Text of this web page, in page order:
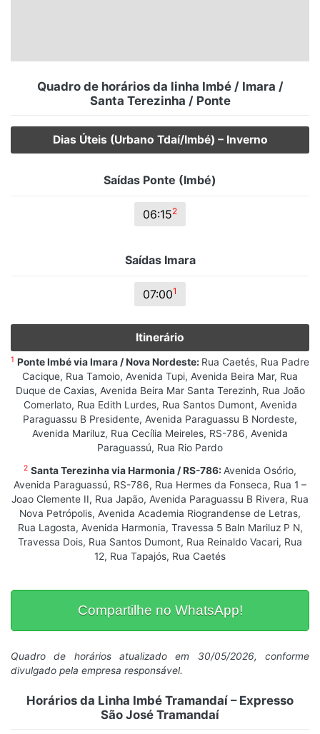
Quadro de horários da linha Imbé / Imara /
Santa Terezinha / Ponte
Dias Úteis (Urbano Tdaí/Imbé) – Inverno
Saídas Ponte (Imbé)
06:152
Saídas Imara
07:001
Itinerário
1 Ponte Imbé via Imara / Nova Nordeste: Rua Caetés, Rua Padre
Cacique, Rua Tamoio, Avenida Tupi, Avenida Beira Mar, Rua
Duque de Caxias, Avenida Beira Mar Santa Terezinh, Rua João
Comerlato, Rua Edith Lurdes, Rua Santos Dumont, Avenida
Paraguassu B Presidente, Avenida Paraguassu B Nordeste,
Avenida Mariluz, Rua Cecília Meireles, RS-786, Avenida
Paraguassú, Rua Rio Pardo
2 Santa Terezinha via Harmonia / RS-786: Avenida Osório,
Avenida Paraguassú, RS-786, Rua Hermes da Fonseca, Rua 1 –
Joao Clemente II, Rua Japão, Avenida Paraguassu B Rivera, Rua
Nova Petrópolis, Avenida Academia Riograndense de Letras,
Rua Lagosta, Avenida Harmonia, Travessa 5 Baln Mariluz P N,
Travessa Dois, Rua Santos Dumont, Rua Reinaldo Vacari, Rua
12, Rua Tapajós, Rua Caetés
Compartilhe no WhatsApp!
Quadro de horários atualizado em 30/05/2026, conforme
divulgado pela empresa responsável.
Horários da Linha Imbé Tramandaí – Expresso
São José Tramandaí